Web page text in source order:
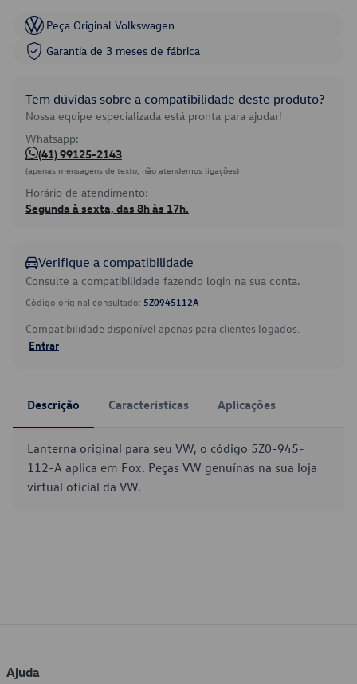
Peça Original Volkswagen
Garantia de 3 meses de fábrica
Tem dúvidas sobre a compatibilidade deste produto?
Nossa equipe especializada está pronta para ajudar!
Whatsapp:
(41) 99125-2143
(apenas mensagens de texto, não atendemos ligações)
Horário de atendimento:
Segunda à sexta, das 8h às 17h.
Verifique a compatibilidade
Consulte a compatibilidade fazendo login na sua conta.
Código original consultado: 5Z0945112A
Compatibilidade disponível apenas para clientes logados.
Entrar
Descrição Características Aplicações
Lanterna original para seu VW, o código 5Z0-945-
112-A aplica em Fox. Peças VW genuínas na sua loja
virtual oficial da VW.
Ajuda